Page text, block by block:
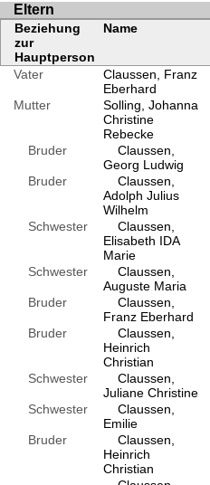
Eltern
Beziehung
zur
Hauptperson
Name
Vater
Claussen, Franz
Eberhard
Mutter
Solling, Johanna
Christine
Rebecke
Bruder
Claussen,
Georg Ludwig
Bruder
Claussen,
Adolph Julius
Wilhelm
Schwester
Claussen,
Elisabeth IDA
Marie
Schwester
Claussen,
Auguste Maria
Bruder
Claussen,
Franz Eberhard
Bruder
Claussen,
Heinrich
Christian
Schwester
Claussen,
Juliane Christine
Schwester
Claussen,
Emilie
Bruder
Claussen,
Heinrich
Christian